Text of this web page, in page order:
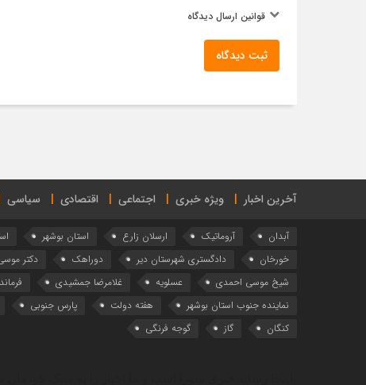
قوانین ارسال دیدگاه
ثبت دیدگاه
آخرین اخبار ویژه خبری اجتماعی اقتصادی سیاسی
آبدان آروماتیک ارسلان زارع استان بوشهر
خورخان
دادگستری شهرستان دیر دوراهک دکتر
شیخ موسی احمدی
عسلویه غلامرضا جمشیدی
نماینده جنوب استان بوشهر
هفته دولت پارس جنوبی
کنگان
گاز گوجه فرنگی